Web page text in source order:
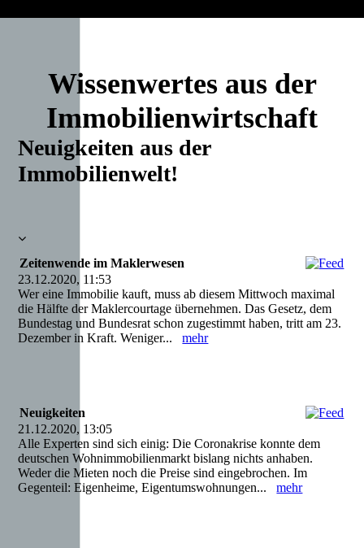
Wissenwertes aus der
Immobilienwirtschaft
Neuigkeiten aus der
Immobilienwelt!
Zeitenwende im Maklerwesen
23.12.2020, 11:53
Wer eine Immobilie kauft, muss ab diesem Mittwoch maximal
die Hälfte der Maklercourtage übernehmen. Das Gesetz, dem
Bundestag und Bundesrat schon zugestimmt haben, tritt am 23.
Dezember in Kraft. Weniger...mehr
Neuigkeiten
21.12.2020, 13:05
Alle Experten sind sich einig: Die Coronakrise konnte dem
deutschen Wohnimmobilienmarkt bislang nichts anhaben.
Weder die Mieten noch die Preise sind eingebrochen. Im
Gegenteil: Eigenheime, Eigentumswohnungen...mehr